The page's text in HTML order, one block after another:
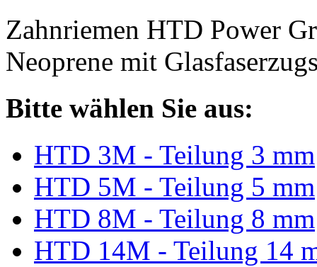
Zahnriemen HTD Power
Neoprene mit
Bitte wählen Sie aus:
HTD 3M - Teilung 3 mm
HTD 5M - Teilung 5 mm
HTD 8M - Teilung 8 mm
HTD 14M - Teilung 14